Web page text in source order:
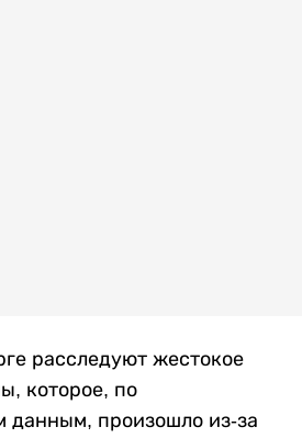
расследуют жестокое
которое, по
данным, произошло из-за